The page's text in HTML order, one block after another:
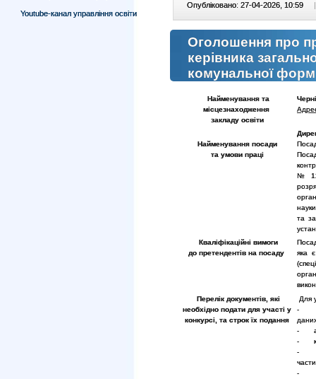
Youtube-канал управління освіти
Опубліковано: 27-04-2026, 10:59 |
Оголошення про
керівника
комунальної
Найменування та
місцезнаходження
закладу освіти
Найменування посади
та умови праці
№
та
Кваліфікаційні вимоги
до претендентів на посаду
яка
Перелік документів, які
необхідно подати для участі у
конкурсі, та строк їх подання
Для
-
-
-
-
-